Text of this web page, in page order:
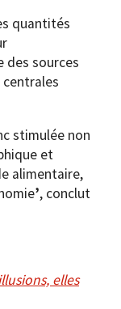
quantités
des sources
centrales
stimulée non
et
alimentaire,
’, conclut
elles